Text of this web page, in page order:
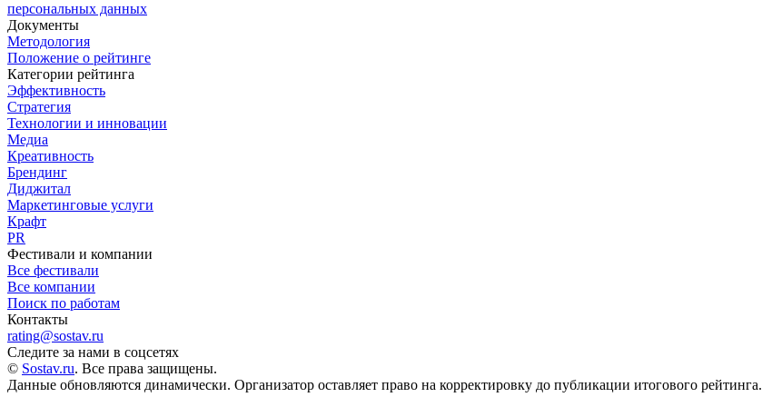
персональных данных
Документы
Методология
Положение о рейтинге
Категории рейтинга
Эффективность
Стратегия
Технологии и инновации
Медиа
Креативность
Брендинг
Диджитал
Маркетинговые услуги
Крафт
PR
Фестивали и компании
Все фестивали
Все компании
Поиск по работам
Контакты
rating@sostav.ru
Следите за нами в соцсетях
© Sostav.ru. Все права защищены.
Данные обновляются динамически. Организатор оставляет право на корректировку до публикации итогового рейтинга.